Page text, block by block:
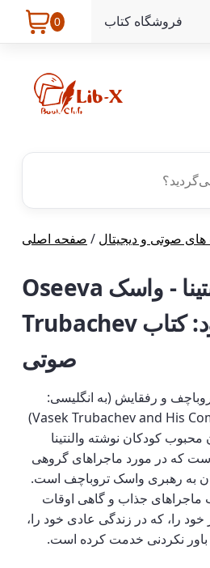
0 فروشگاه کتاب
صفحه اصلی / صوتی و دیجیتال
Oseeva والنتینا - واسک
Trubachev و رفقای خود: کتاب
صوتی
و رفقایش (به انگلیسی:
Vasek Trubachev and His Comrades)
کودکان نوشته والنتینا
که در مورد ماجراهای گروهی
به رهبری واسک تروباچف است.
ماجراهای جذاب و گاهی اوقات
خود را، که در زندگی عادی خود را،
باور نکردنی خدمت کرده است.